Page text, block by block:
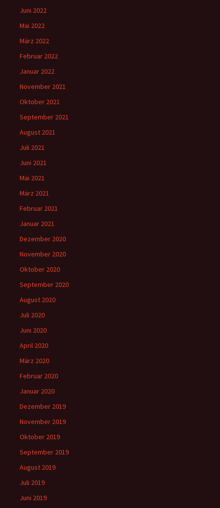
Juni 2022
Mai 2022
März 2022
Februar 2022
Januar 2022
November 2021
Oktober 2021
September 2021
August 2021
Juli 2021
Juni 2021
Mai 2021
März 2021
Februar 2021
Januar 2021
Dezember 2020
November 2020
Oktober 2020
September 2020
August 2020
Juli 2020
Juni 2020
April 2020
März 2020
Februar 2020
Januar 2020
Dezember 2019
November 2019
Oktober 2019
September 2019
August 2019
Juli 2019
Juni 2019